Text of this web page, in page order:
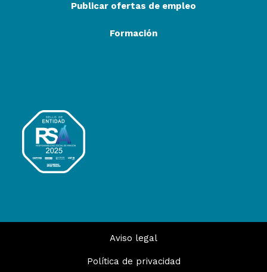
Publicar ofertas de empleo
Formación
Aviso legal
Política de privacidad